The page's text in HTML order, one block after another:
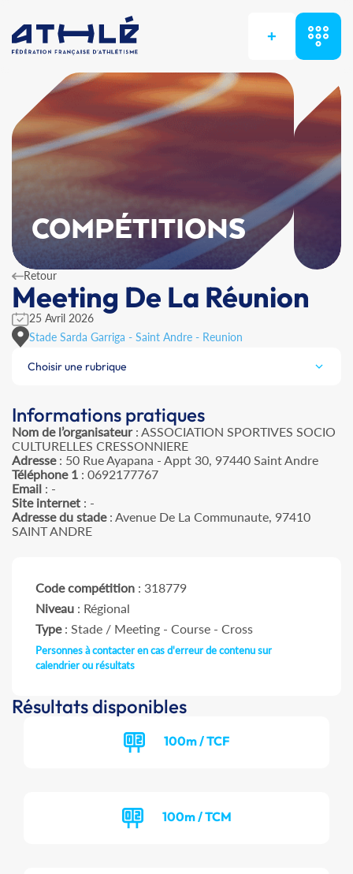
+
COMPÉTITIONS
Retour
Meeting De La Réunion
25 Avril 2026
Stade Sarda Garriga - Saint Andre - Reunion
Choisir une rubrique
Informations pratiques
Nom de l’organisateur: ASSOCIATION SPORTIVES SOCIO
CULTURELLES CRESSONNIERE
Adresse: 50 Rue Ayapana - Appt 30, 97440 Saint Andre
Téléphone 1 : 0692177767
Email : -
Site internet : -
Adresse du stade: Avenue De La Communaute, 97410
SAINT ANDRE
Code compétition : 318779
Niveau : Régional
Type: Stade / Meeting - Course - Cross
Personnes à contacter en cas d'erreur de contenu sur
calendrier ou résultats
Résultats disponibles
100m / TCF
100m / TCM